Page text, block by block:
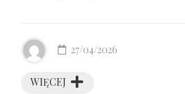
WIĘCEJ
27/04/2026